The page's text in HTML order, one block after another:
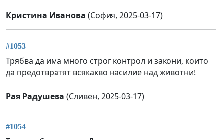
Кристина Иванова (София, 2025-03-17)
#1053
Трябва да има много строг контрол и закони, които
да предотвратят всякакво насилие над животни!
Рая Радушева (Сливен, 2025-03-17)
#1054